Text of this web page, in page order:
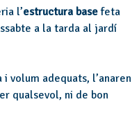
l’estructura basefeta
a la tarda al jardí
volum adequats, l’anaren
qualsevol, ni de bon